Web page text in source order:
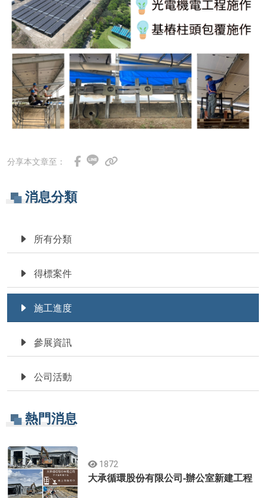
消息分類
所有分類
得標案件
施工進度
參展資訊
公司活動
熱門消息
1872
大承循環股份有限公司-辦公室新建工程
分享本文章至：